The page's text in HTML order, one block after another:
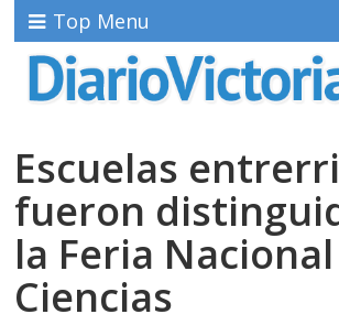
Top Menu
Escuelas
fueron
la Feria
Ciencias